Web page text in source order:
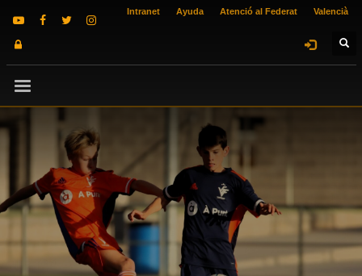
Intranet Ayuda Atenció al Federat Valencià